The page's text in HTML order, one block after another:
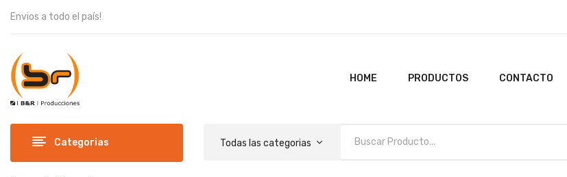
Envios a todo el país!
HOME PRODUCTOS CONTACTO
Categorias Todas las categorias